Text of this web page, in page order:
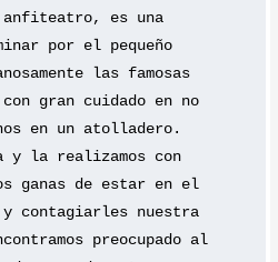
es una
por el pequeño
las famosas
gran cuidado en no
en un atolladero.
y la realizamos con
ganas de estar en el
contagiarles nuestra
preocupado al